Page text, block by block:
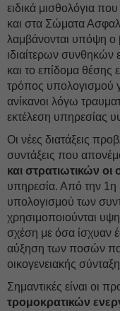
ειδικά μισθολόγια
και στα Σώματα
λαμβάνονται υπόψη ο
ιδιαίτερων συνθηκών
και το επίδομα θέσης
τρόπος υπολογισμού
ανίκανοι λόγω
εκτέλεση υπηρεσίας
Οι νέες διατάξεις
συντάξεις που
και στρατιωτικών
υπηρεσία. Από την 1η
υπολογισμού των
χρησιμοποιούνται
σχέση με όσα ίσχυαν
αύξηση των ποσών
οικογενειακής
Σημαντικές είναι οι
τρομοκρατικών